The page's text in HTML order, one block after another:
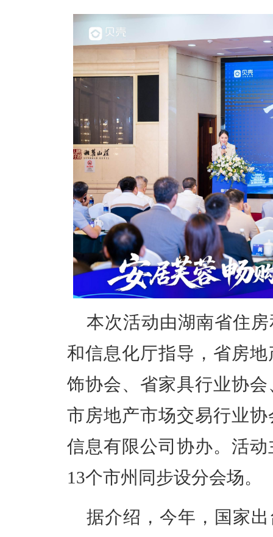
本次活动由湖南省住
和信息化厅指导，省房
饰协会、省家具行业协
市房地产市场交易行业
信息有限公司协办。活
13个市州同步设分会场。
据介绍，今年，国家